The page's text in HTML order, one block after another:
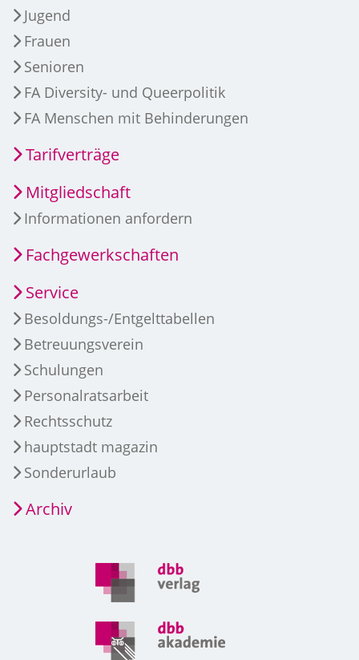
Jugend
Frauen
Senioren
FA Diversity- und Queerpolitik
FA Menschen mit Behinderungen
Tarifverträge
Mitgliedschaft
Informationen anfordern
Fachgewerkschaften
Service
Besoldungs-/Entgelttabellen
Betreuungsverein
Schulungen
Personalratsarbeit
Rechtsschutz
hauptstadt magazin
Sonderurlaub
Archiv